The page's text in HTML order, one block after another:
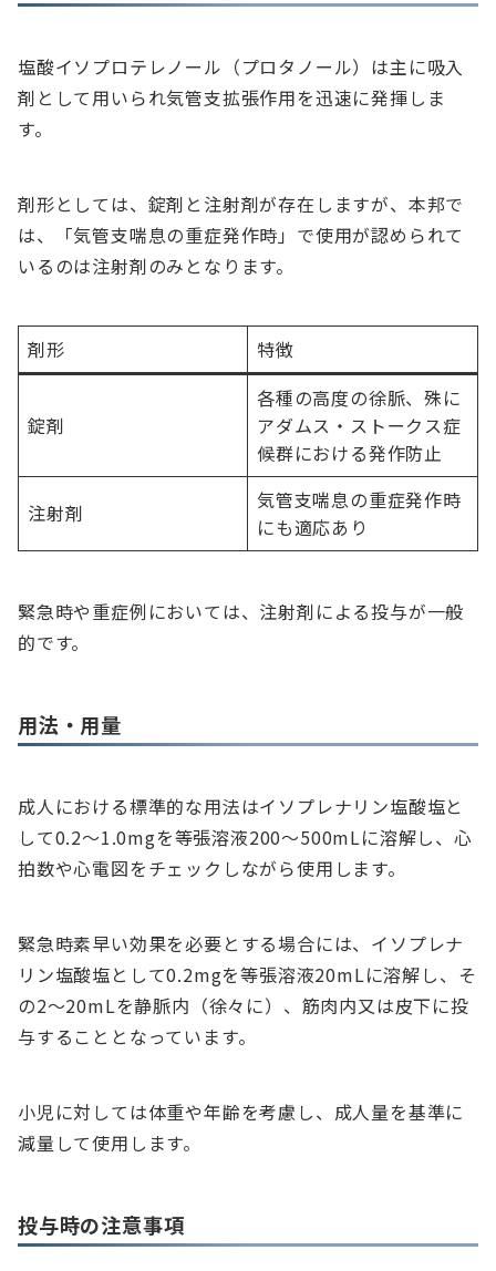
塩酸イソプロテレノール（プロタノール）は主に吸入
剤として用いられ気管支拡張作用を迅速に発揮しま
す。
剤形としては、錠剤と注射剤が存在しますが、本邦で
は、「気管支喘息の重症発作時」で使用が認められて
いるのは注射剤のみとなります。
剤形 特徴
錠剤
各種の高度の徐脈、殊に
アダムス・ストークス症
候群における発作防止
注射剤
気管支喘息の重症発作時
にも適応あり
緊急時や重症例においては、注射剤による投与が一般
的です。
用法・用量
成人における標準的な用法はイソプレナリン塩酸塩と
して0.2〜1.0mgを等張溶液200〜500mLに溶解し、心
拍数や心電図をチェックしながら使用します。
緊急時素早い効果を必要とする場合には、イソプレナ
リン塩酸塩として0.2mgを等張溶液20mLに溶解し、そ
の2〜20mLを静脈内（徐々に）、筋肉内又は皮下に投
与することとなっています。
小児に対しては体重や年齢を考慮し、成人量を基準に
減量して使用します。
投与時の注意事項